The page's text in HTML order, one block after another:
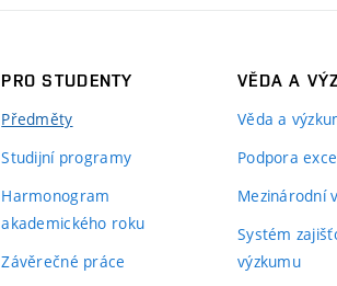
PRO STUDENTY
Předměty
Studijní programy
Harmonogram
akademického roku
Závěrečné práce
VĚDA A
Věda a
Podpora
Mezinárodní
Systém
výzkumu